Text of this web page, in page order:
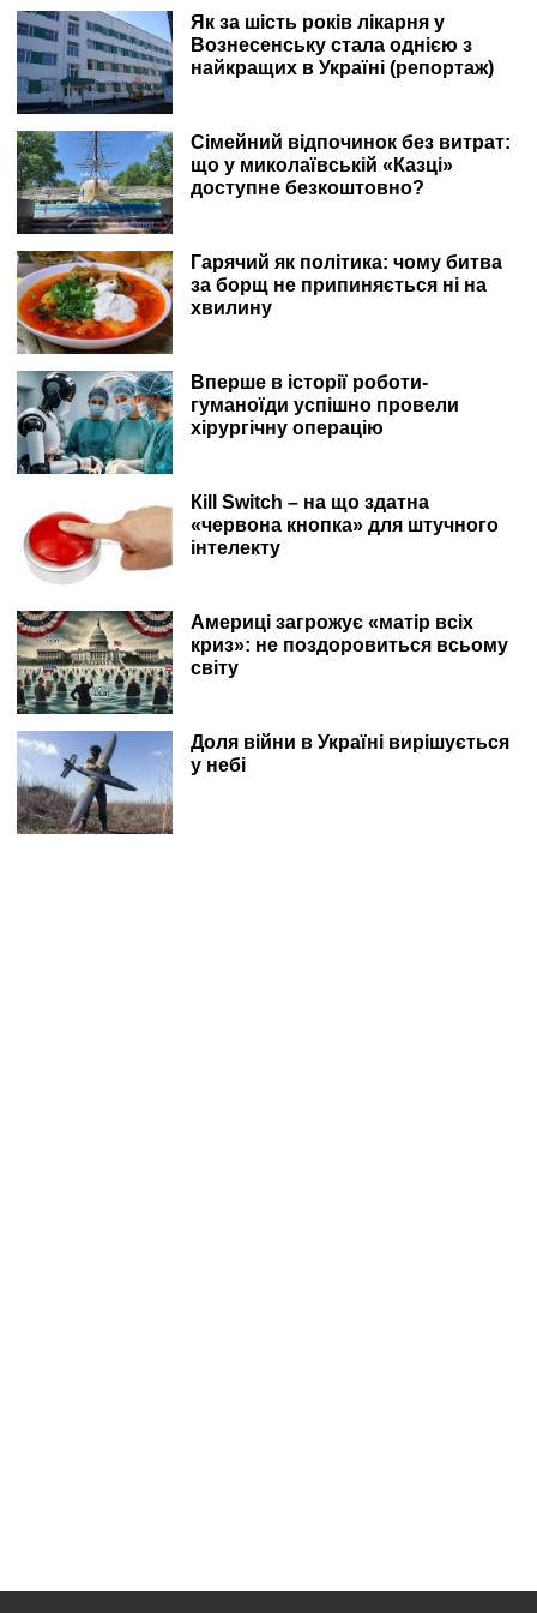
теж нещодавно застряг у ліфті. І він сказав, що коли
застряє між поверхами, ніколи не стрибає – чекає,
доки ввімкнеться світло та ліфт сам поїде. Він так
просидів у ліфті шість годин. Має фобію. Тому що
колись він бачив фільм, де людину намагаються
витягнути з ліфта, що застряг між поверхами, і в цей
момент ліфт починає їхати і людину просто розрізає
навпіл. І тільки тоді я вже задумався – було б не дуже
приємно, якби це сталося. Але в момент стрибка на
руки рятувальнику мені навіть на думку не спало, що
90% випадків, навіть якщо є світло. Коли сідаю в ліфт,
я щоразу чаклую і тепер завжди стежу, на якому
поверсі. Але страху все одно нема. Один раз застряг
– далі вже не страшно”.
Як за шість років лікарня у
Вознесенську стала однією з
найкращих в Україні (репортаж)
Сімейний відпочинок без витрат:
що у миколаївській «Казці»
доступне безкоштовно?
Гарячий як політика: чому битва
за борщ не припиняється ні на
хвилину
Вперше в історії роботи-
гуманоїди успішно провели
хірургічну операцію
Кill Switch – на що здатна
«червона кнопка» для штучного
інтелекту
Америці загрожує «матір всіх
криз»: не поздоровиться всьому
світу
Доля війни в Україні вирішується
у небі